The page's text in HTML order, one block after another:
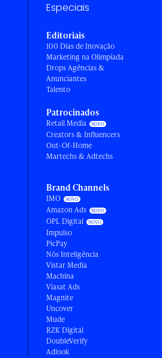
Especiais
Editoriais
100 Dias de Inovação
Marketing na Olimpíada
Drops Agências &
Anunciantes
Talento
Patrocinados
Retail Media
Creators & Influencers
Out-Of-Home
Martechs & Adtechs
Brand Channels
IMO
Amazon Ads
OPL Digital
Impulso
PicPay
Nós Inteligência
Vistar Media
Machina
Viasat Ads
Magnite
Uncover
Mude
RZK Digital
DoubleVerify
Adlook